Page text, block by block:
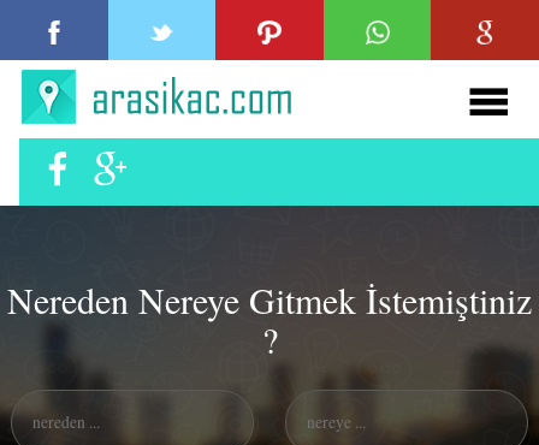
Nereden Nereye Gitmek İstemiştiniz
?